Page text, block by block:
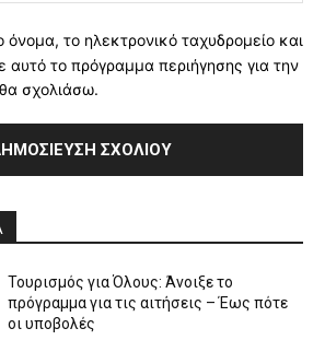
το ηλεκτρονικό ταχυδρομείο και
αυτό το πρόγραμμα περιήγησης για την
σχολιάσω.
Τουρισμός για Όλους: Άνοιξε το
πρόγραμμα για τις αιτήσεις – Έως πότε
οι υποβολές